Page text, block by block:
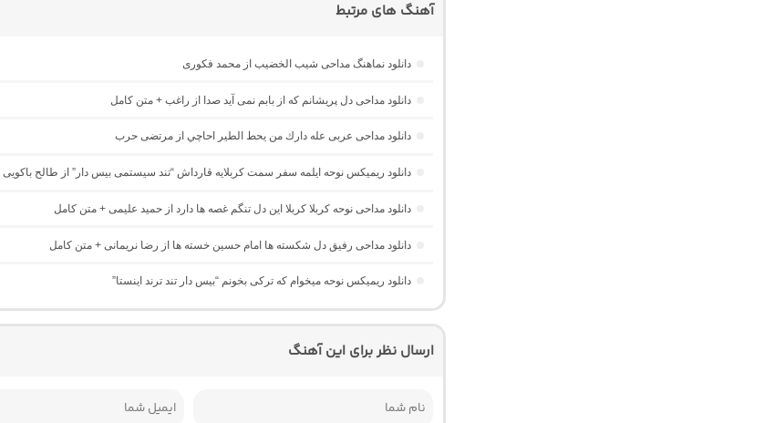
آهنگ های مرتبط
دانلود نماهنگ مداحی شیب الخضیب از محمد فکوری
دانلود مداحی دل پریشانم که از بابم نمی آید صدا از راغب + متن کامل
دانلود مداحی عربی عله دارك من يحط الطير احاچي از مرتضی حرب
دانلود ریمیکس نوحه ایلمه سفر سمت کربلایه قارداش “تند سیستمی بیس دار” از طالح باکویی
دانلود مداحی نوحه کربلا کربلا این دل تنگم غصه ها دارد از حمید علیمی + متن کامل
دانلود مداحی رفیق دل شکسته ها امام حسین خسته ها از رضا نریمانی + متن کامل
دانلود ریمیکس نوحه میخوام که ترکی بخونم “بیس دار تند ترند اینستا”
ارسال نظر برای این آهنگ